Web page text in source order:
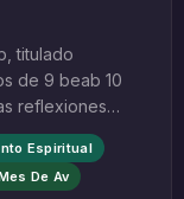
titulado
de 9 beab 10
reflexiones
del
9 de Av. Esta
9 y 10 de Av
Espiritual
De Av